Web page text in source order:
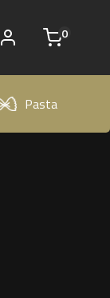
0
Pasta